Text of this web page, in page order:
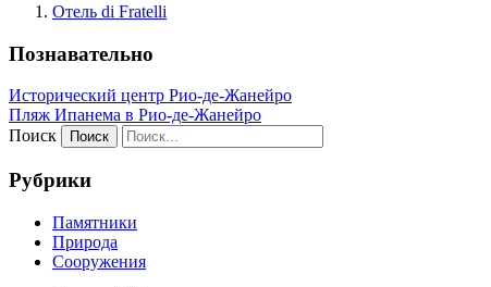
Отель di Fratelli
Познавательно
Исторический центр Рио-де-Жанейро
Пляж Ипанема в Рио-де-Жанейро
Поиск
Рубрики
Памятники
Природа
Сооружения